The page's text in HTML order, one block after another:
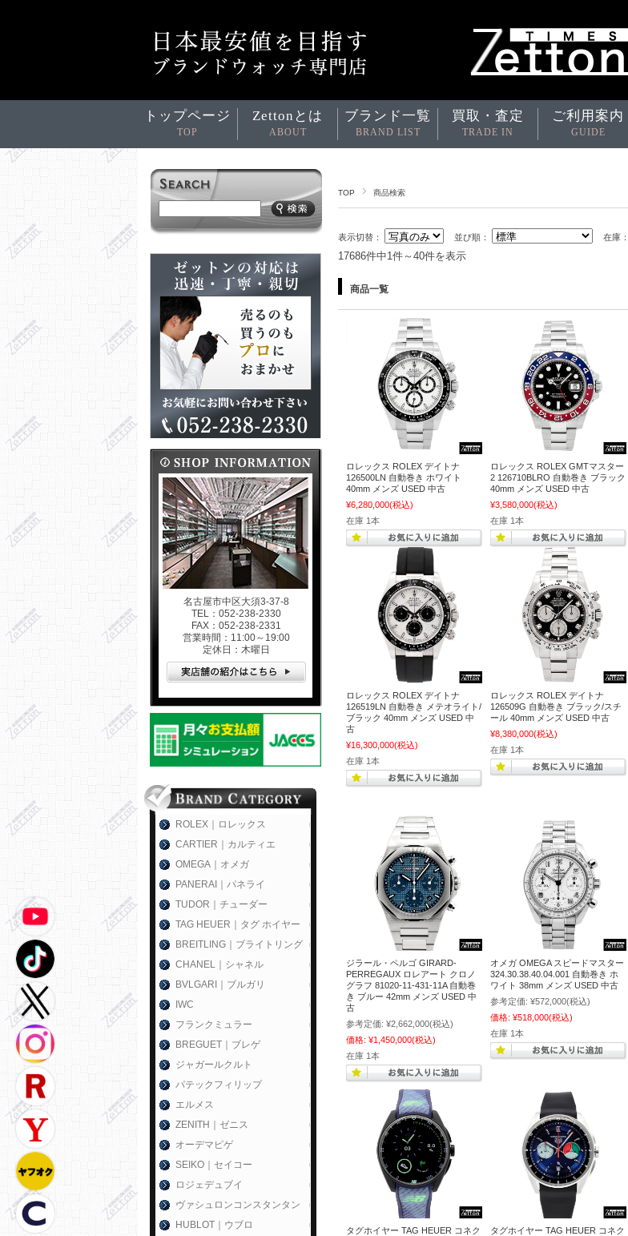
トップページ
TOP
Zettonとは
ABOUT
ブランド一覧
BRAND LIST
買取・査定
TRADE IN
ご利用案内
GUIDE
TOP 商品検索
表示切替： 並び順： 在庫：
17686件中1件～40件を表示
商品一覧
ロレックス ROLEX デイトナ
126500LN 自動巻き ホワイト
40mm メンズ USED 中古
¥6,280,000(税込)
在庫 1本
ロレックス ROLEX GMTマスター
2 126710BLRO 自動巻き ブラック
40mm メンズ USED 中古
¥3,580,000(税込)
在庫 1本
ロレックス ROLEX デイトナ
126519LN 自動巻き メテオライト/
ブラック 40mm メンズ USED 中
古
¥16,300,000(税込)
在庫 1本
ロレックス ROLEX デイトナ
126509G 自動巻き ブラック/スチ
ール 40mm メンズ USED 中古
¥8,380,000(税込)
在庫 1本
ジラール・ペルゴ GIRARD-
PERREGAUX ロレアート クロノ
グラフ 81020-11-431-11A 自動巻
き ブルー 42mm メンズ USED 中
古
参考定価: ¥2,662,000(税込)
価格: ¥1,450,000(税込)
在庫 1本
オメガ OMEGA スピードマスター
324.30.38.40.04.001 自動巻き ホ
ワイト 38mm メンズ USED 中古
参考定価: ¥572,000(税込)
価格: ¥518,000(税込)
在庫 1本
タグホイヤー TAG HEUER コネク
タグホイヤー TAG HEUER コネク
名古屋市中区大須3-37-8
TEL：052-238-2330
FAX：052-238-2331
営業時間：11:00～19:00
定休日：木曜日
ROLEX｜ロレックス
CARTIER｜カルティエ
OMEGA｜オメガ
PANERAI｜パネライ
TUDOR｜チューダー
TAG HEUER｜タグ ホイヤー
BREITLING｜ブライトリング
CHANEL｜シャネル
BVLGARI｜ブルガリ
IWC
フランクミュラー
BREGUET｜ブレゲ
ジャガールクルト
パテックフィリップ
エルメス
ZENITH｜ゼニス
オーデマピゲ
SEIKO｜セイコー
ロジェデュブイ
ヴァシュロンコンスタンタン
HUBLOT｜ウブロ